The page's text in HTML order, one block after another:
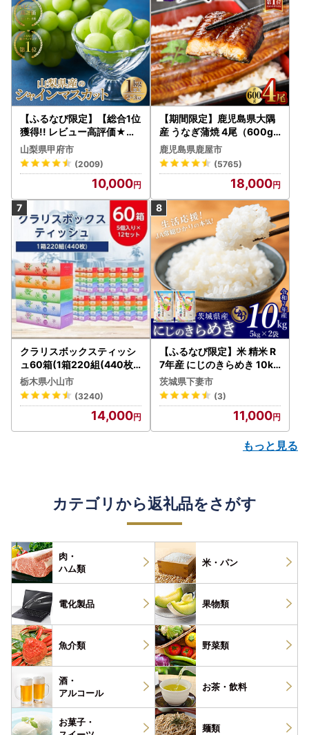
【ふるなび限定】【総合1位
獲得!! レビュー高評価★】
〈2026年度配送分〉山梨
県産 シャインマスカット 2
～3房（1.0kg以上）シャイ
ン フルーツ FN-Limited-S
P
山梨県甲府市
(2009)
10,000
【期間限定】鹿児島県大隅
産 うなぎ蒲焼 4尾（600g
） KN007-004-04-cp18
うなぎ 鰻 魚 惣菜 総菜
鹿児島県鹿屋市
(5765)
18,000
クラリスボックスティッシ
ュ60箱(1箱220組(440枚))
(5個入り×12セット)【配送
不可地域：離島・沖縄県】
【1256759】
栃木県小山市
(3240)
14,000
【ふるなび限定】米 精米 R
7年産 にじのきらめき 10kg
10月 FN-Limited-PR
茨城県下妻市
(3)
11,000
もっと見る
カテゴリから返礼品をさがす
肉・
ハム類
米・パン
電化製品 果物類
魚介類 野菜類
酒・
アルコール
お茶・ 飲料
お菓子・
麺類